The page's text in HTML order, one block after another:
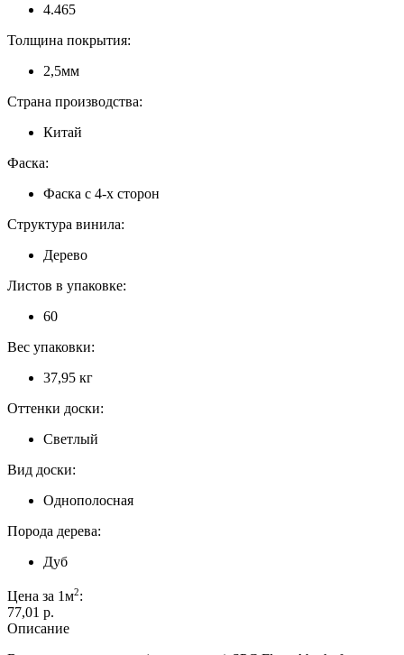
4.465
Толщина покрытия:
2,5мм
Страна производства:
Китай
Фаска:
Фаска с 4-х сторон
Структура винила:
Дерево
Листов в упаковке:
60
Вес упаковки:
37,95 кг
Оттенки доски:
Светлый
Вид доски:
Однополосная
Порода дерева:
Дуб
Цена за 1м2:
77,01 p.
Описание